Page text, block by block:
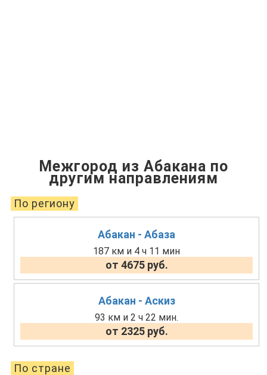
Межгород из Абакана по
другим направлениям
По региону
Абакан - Абаза
187 км и 4 ч 11 мин
от 4675 руб.
Абакан - Аскиз
93 км и 2 ч 22 мин.
от 2325 руб.
По стране